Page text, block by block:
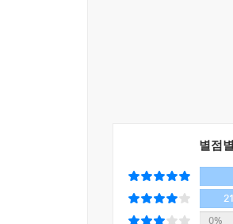
창출을 기대할 수 있는 블
끼치게 된 요인 중 하나이
이 책은 오늘날의 트로트
정체성을 다시 한번 고찰
영미권의 팝음악, 영미
별점
0%